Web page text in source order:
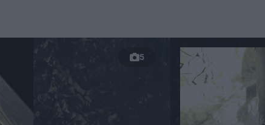
5